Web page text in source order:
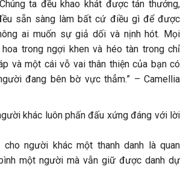
ta đều khao khát được tán thưởng,
sẵn sàng làm bất cứ điều gì để được
ai muốn sự giả dối và nịnh hót. Mọi
trong ngợi khen và héo tàn trong chỉ
và một cái vỗ vai thân thiện của bạn có
đang bên bờ vực thẳm.” – Camellia
khác luôn phấn đấu xứng đáng với lời
cho người khác một thanh danh là quan
một người mà vẫn giữ được danh dự